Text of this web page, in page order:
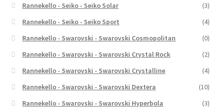
Rannekello - Seiko - Seiko Solar
(3)
Rannekello - Seiko - Seiko Sport
(4)
Rannekello - Swarovski - Swarovski Cosmopolitan
(0)
Rannekello - Swarovski - Swarovski Crystal Rock
(2)
Rannekello - Swarovski - Swarovski Crystalline
(4)
Rannekello - Swarovski - Swarovski Dextera
(10)
Rannekello - Swarovski - Swarovski Hyperbola
(3)